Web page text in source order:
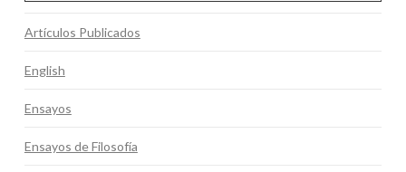
Artículos Publicados
English
Ensayos
Ensayos de Filosofía